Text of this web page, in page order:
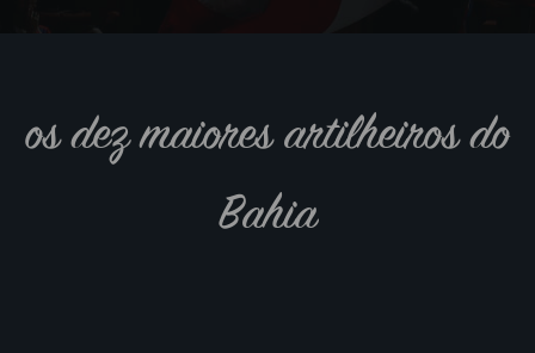
os dez maiores artilheiros do
Bahia